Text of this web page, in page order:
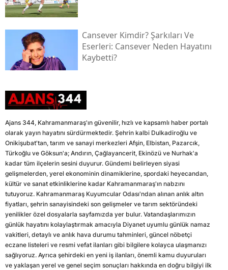
Cansever Kimdir? Şarkıları Ve
Eserleri: Cansever Neden Hayatını
Kaybetti?
Ajans 344, Kahramanmaraş'ın güvenilir, hızlı ve kapsamlı haber portalı
olarak yayın hayatını sürdürmektedir. Şehrin kalbi Dulkadiroğlu ve
Onikişubat'tan, tarım ve sanayi merkezleri Afşin, Elbistan, Pazarcık,
Türkoğlu ve Göksun'a; Andırın, Çağlayancerit, Ekinözü ve Nurhak'a
kadar tüm ilçelerin sesini duyurur. Gündemi belirleyen siyasi
gelişmelerden, yerel ekonominin dinamiklerine, spordaki heyecandan,
kültür ve sanat etkinliklerine kadar Kahramanmaraş'ın nabzını
tutuyoruz. Kahramanmaraş Kuyumcular Odası'ndan alınan anlık altın
fiyatları, şehrin sanayisindeki son gelişmeler ve tarım sektöründeki
yenilikler özel dosyalarla sayfamızda yer bulur. Vatandaşlarımızın
günlük hayatını kolaylaştırmak amacıyla Diyanet uyumlu günlük namaz
vakitleri, detaylı ve anlık hava durumu tahminleri, güncel nöbetçi
eczane listeleri ve resmi vefat ilanları gibi bilgilere kolayca ulaşmanızı
sağlıyoruz. Ayrıca şehirdeki en yeni iş ilanları, önemli kamu duyuruları
ve yaklaşan yerel ve genel seçim sonuçları hakkında en doğru bilgiyi ilk